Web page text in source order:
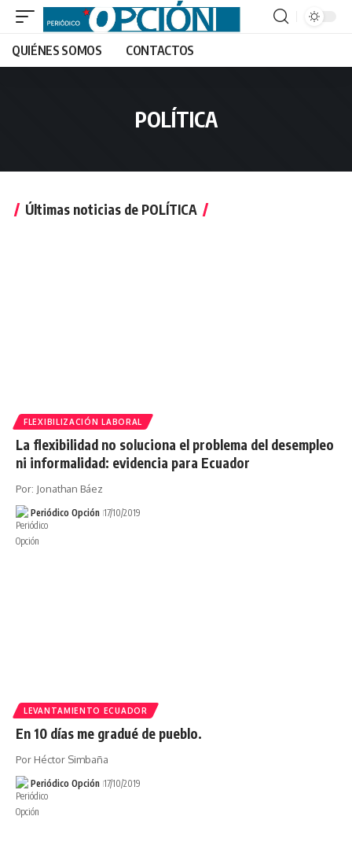
QUIÉNES SOMOS CONTACTOS
POLÍTICA
Últimas noticias de POLÍTICA
FLEXIBILIZACIÓN LABORAL
La flexibilidad no soluciona el problema del desempleo
ni informalidad: evidencia para Ecuador
Por: Jonathan Báez
Periódico Opción 17/10/2019
LEVANTAMIENTO ECUADOR
En 10 días me gradué de pueblo.
Por Héctor Simbaña
Periódico Opción 17/10/2019